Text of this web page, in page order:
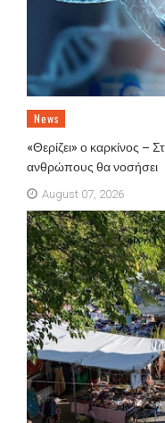
News
«Θερίζει» ο καρκίνος –
ανθρώπους θα νοσήσει
August 07, 2026